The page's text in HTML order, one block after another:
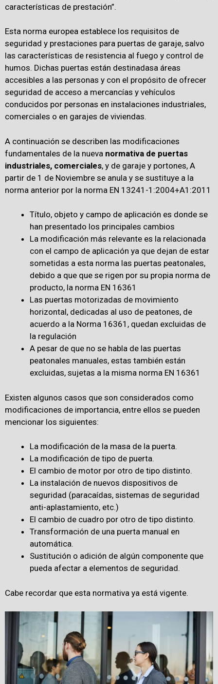
características de prestación”.
Esta norma europea establece los requisitos de
seguridad y prestaciones para puertas de garaje, salvo
las características de resistencia al fuego y control de
humos. Dichas puertas están destinadasa áreas
accesibles a las personas y con el propósito de ofrecer
seguridad de acceso a mercancías y vehículos
conducidos por personas en instalaciones industriales,
comerciales o en garajes de viviendas.
A continuación se describen las modificaciones
fundamentales de la nueva normativa de puertas
industriales, comerciales, y de garaje y portones, A
partir de 1 de Noviembre se anula y se sustituye a la
norma anterior por la norma EN 13241-1:2004+A1:2011
Título, objeto y campo de aplicación es donde se
han presentado los principales cambios
La modificación más relevante es la relacionada
con el campo de aplicación ya que dejan de estar
sometidas a esta norma las puertas peatonales,
debido a que que se rigen por su propia norma de
producto, la norma EN 16361
Las puertas motorizadas de movimiento
horizontal, dedicadas al uso de peatones, de
acuerdo a la Norma 16361, quedan excluidas de
la regulación
A pesar de que no se habla de las puertas
peatonales manuales, estas también están
excluidas, sujetas a la misma norma EN 16361
Existen algunos casos que son considerados como
modificaciones de importancia, entre ellos se pueden
mencionar los siguientes:
La modificación de la masa de la puerta.
La modificación de tipo de puerta.
El cambio de motor por otro de tipo distinto.
La instalación de nuevos dispositivos de
seguridad (paracaídas, sistemas de seguridad
anti-aplastamiento, etc.)
El cambio de cuadro por otro de tipo distinto.
Transformación de una puerta manual en
automática.
Sustitución o adición de algún componente que
pueda afectar a elementos de seguridad.
Cabe recordar que esta normativa ya está vigente.